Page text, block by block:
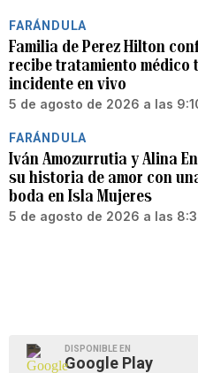
FARÁNDULA
Familia de Perez Hilton
recibe tratamiento médico
incidente en vivo
5 de agosto de 2026 a las
FARÁNDULA
Iván Amozurrutia y Alina
su historia de amor con
boda en Isla Mujeres
5 de agosto de 2026 a las
DISPONIBLE EN
Google Play